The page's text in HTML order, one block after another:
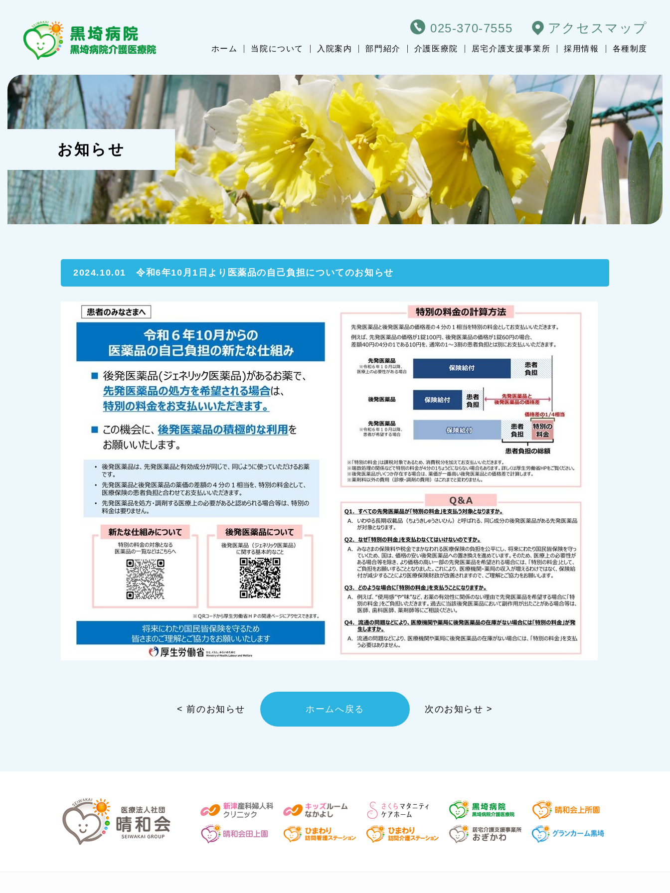
025-370-7555 アクセスマップ
ホーム 当院について 入院案内 部門紹介 介護医療院 居宅介護支援事業所 採用情報 各種制度
お知らせ
2024.10.01 令和6年10月1日より医薬品の自己負担についてのお知らせ
< 前のお知らせ ホームへ戻る 次のお知らせ >